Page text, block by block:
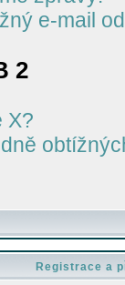
e-mail
2
X?
Registrace a